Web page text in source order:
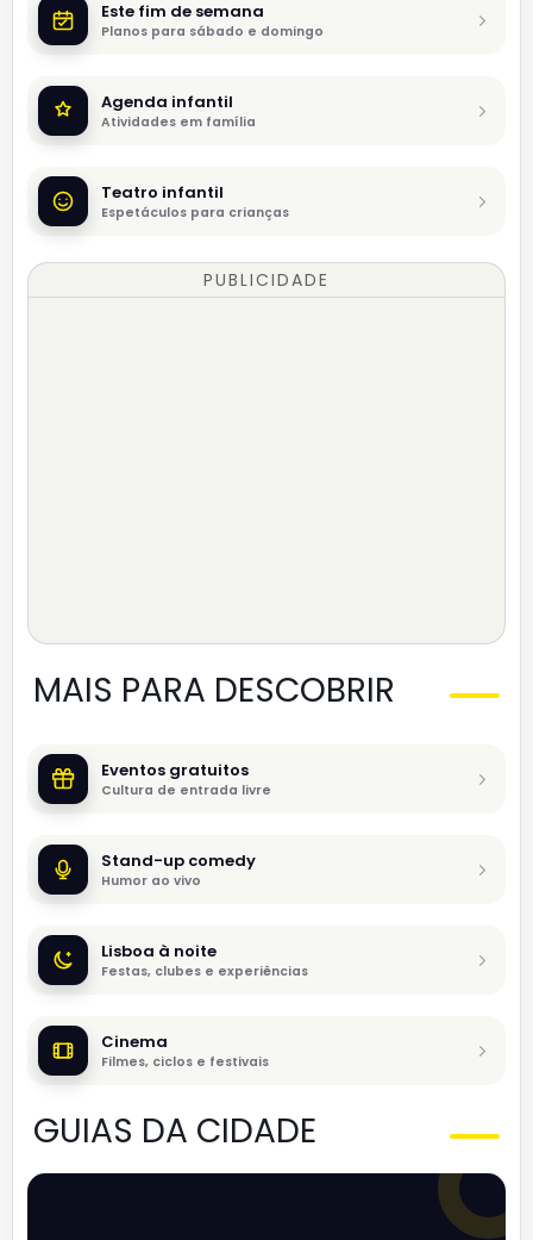
Este fim de semana
Planos para sábado e domingo
Agenda infantil
Atividades em família
Teatro infantil
Espetáculos para crianças
PUBLICIDADE
MAIS PARA DESCOBRIR
Eventos gratuitos
Cultura de entrada livre
Stand-up comedy
Humor ao vivo
Lisboa à noite
Festas, clubes e experiências
Cinema
Filmes, ciclos e festivais
GUIAS DA CIDADE